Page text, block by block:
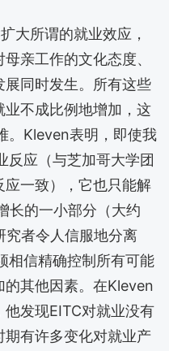
大所谓的就业效应，
亲工作的文化态度、
展同时发生。所有这些
不成比例地增加，这
。Kleven表明，即使我
反应（与芝加哥大学团
一致），它也只能解
长的一小部分（大约
究者令人信服地分离
相信精确控制所有可能
其他因素。在Kleven
发现EITC对就业没有
期有许多变化对就业产